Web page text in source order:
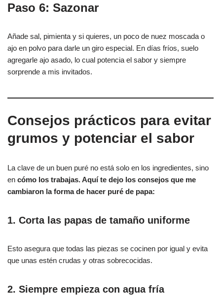
Paso 6: Sazonar
Añade sal, pimienta y si quieres, un poco de nuez moscada o
ajo en polvo para darle un giro especial. En días fríos, suelo
agregarle ajo asado, lo cual potencia el sabor y siempre
sorprende a mis invitados.
Consejos prácticos para evitar
grumos y potenciar el sabor
La clave de un buen puré no está solo en los ingredientes, sino
en cómo los trabajas. Aquí te dejo los consejos que me
cambiaron la forma de hacer puré de papa:
1. Corta las papas de tamaño uniforme
Esto asegura que todas las piezas se cocinen por igual y evita
que unas estén crudas y otras sobrecocidas.
2. Siempre empieza con agua fría